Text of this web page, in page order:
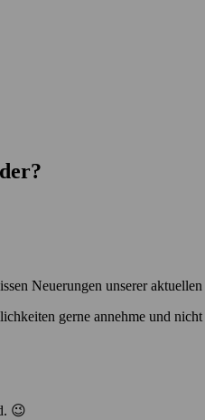
Neuerungen unserer
gerne annehme und
😉